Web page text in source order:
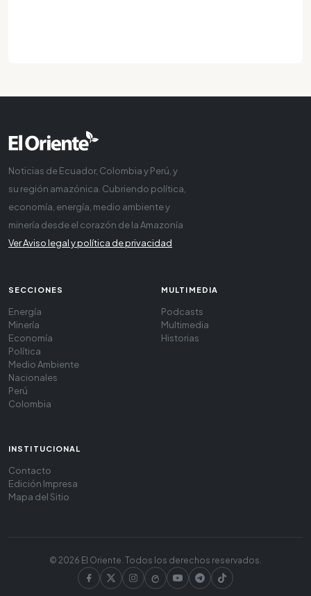
Noticias de Ecuador, Colombia y Perú, y
su región amazónica. Cubriendo política,
economía, energía, medio ambiente y
minería desde el corazón de la Amazonía
Ver Aviso legal y política de privacidad
SECCIONES
Energía
Minería
Economía
Política
Medio Ambiente
Nacionales
Perú
Colombia
MULTIMEDIA
Podcasts
Multimedia
Historias
INSTITUCIONAL
Contacto
Edición Impresa
Mapa del Sitio
© 2026 El Oriente. Todos los derechos reservados.